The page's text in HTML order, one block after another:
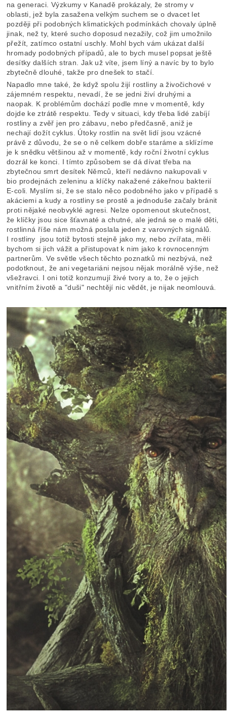
na generaci. Výzkumy v Kanadě prokázaly, že stromy v
oblasti, jež byla zasažena velkým suchem se o dvacet let
později při podobných klimatických podmínkách chovaly úplně
jinak, než ty, které sucho doposud nezažily, což jim umožnilo
přežít, zatímco ostatní uschly. Mohl bych vám ukázat další
hromady podobných případů, ale to bych musel popsat ještě
desítky dalších stran. Jak už víte, jsem líný a navíc by to bylo
zbytečně dlouhé, takže pro dnešek to stačí.
Napadlo mne také, že když spolu žijí rostliny a živočichové v
zájemném respektu, nevadí, že se jedni živí druhými a
naopak. K problémům dochází podle mne v momentě, kdy
dojde ke ztrátě respektu. Tedy v situaci, kdy třeba lidé zabíjí
rostliny a zvěř jen pro zábavu, nebo předčasně, aniž je
nechají dožít cyklus. Útoky rostlin na svět lidí jsou vzácné
právě z důvodu, že se o ně celkem dobře staráme a sklízíme
je k snědku většinou až v momentě, kdy roční životní cyklus
dozrál ke konci. I tímto způsobem se dá dívat třeba na
zbytečnou smrt desítek Němců, kteří nedávno nakupovali v
bio prodejnách zeleninu a klíčky nakažené zákeřnou bakterií
E-coli. Myslím si, že se stalo něco podobného jako v případě s
akáciemi a kudy a rostliny se prostě a jednoduše začaly bránit
proti nějaké neobvyklé agresi. Nelze opomenout skutečnost,
že klíčky jsou sice šťavnaté a chutné, ale jedná se o malé děti,
rostlinná říše nám možná poslala jeden z varovných signálů.
I rostliny jsou totiž bytosti stejně jako my, nebo zvířata, měli
bychom si jich vážit a přistupovat k nim jako k rovnocenným
partnerům. Ve světle všech těchto poznatků mi nezbývá, než
podotknout, že ani vegetariáni nejsou nějak morálně výše, než
všežravci. I oni totiž konzumují živé tvory a to, že o jejich
vnitřním životě a "duši" nechtějí nic vědět, je nijak neomlouvá.